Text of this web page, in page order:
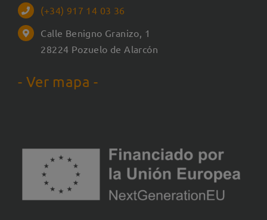
(+34) 917 14 03 36
Calle Benigno Granizo, 1
28224 Pozuelo de Alarcón
- Ver mapa -